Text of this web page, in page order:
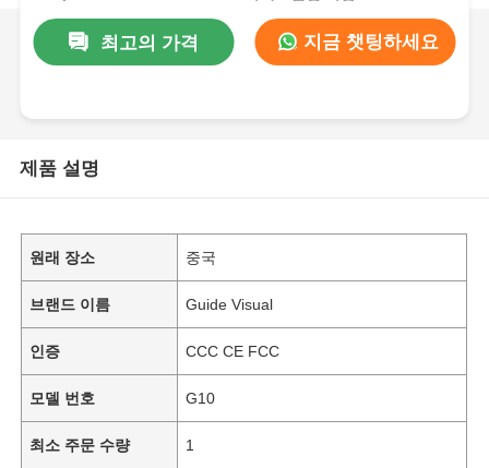
최고의 가격 지금 챗팅하세요
제품 설명
원래 장소 중국
브랜드 이름 Guide Visual
인증 CCC CE FCC
모델 번호 G10
최소 주문 수량 1